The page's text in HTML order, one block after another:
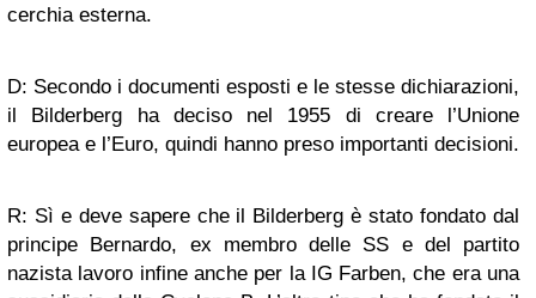
cerchia esterna.
D: Secondo i documenti esposti e le stesse dichiarazioni,
il Bilderberg ha deciso nel 1955 di creare l’Unione
europea e l’Euro, quindi hanno preso importanti decisioni.
R: Sì e deve sapere che il Bilderberg è stato fondato dal
principe Bernardo, ex membro delle SS e del partito
nazista lavoro infine anche per la IG Farben, che era una